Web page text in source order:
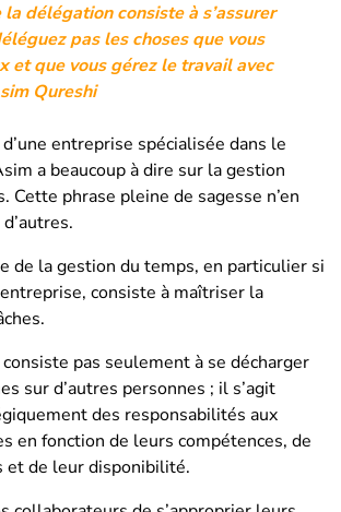
la délégation consiste à s’assurer
pas les choses que vous
et que vous gérez le travail avec
Qureshi
entreprise spécialisée dans le
a beaucoup à dire sur la gestion
Cette phrase pleine de sagesse n’en
de la gestion du temps, en particulier si
consiste à maîtriser la
pas seulement à se décharger
sur d’autres personnes ; il s’agit
des responsabilités aux
en fonction de leurs compétences, de
et de leur disponibilité.